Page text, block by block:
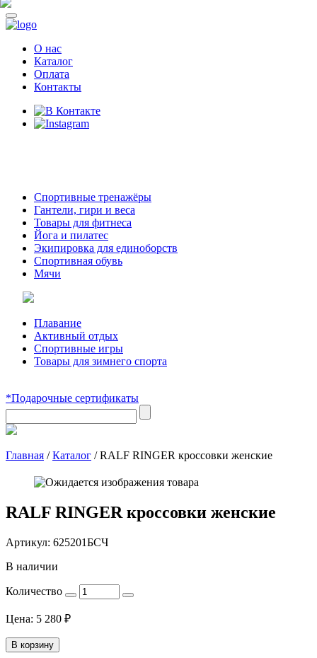
О нас
Каталог
Оплата
Контакты
Спортивные тренажёры
Гантели, гири и веса
Товары для фитнеса
Йога и пилатес
Экипировка для единоборств
Спортивная обувь
Мячи
Плавание
Активный отдых
Спортивные игры
Товары для зимнего спорта
*Подарочные сертификаты
Главная /Каталог /RALF RINGER кроссовки женские
RALF RINGER кроссовки женские
Артикул: 625201БСЧ
В наличии
Количество
Цена: 5 280 ₽
В корзину